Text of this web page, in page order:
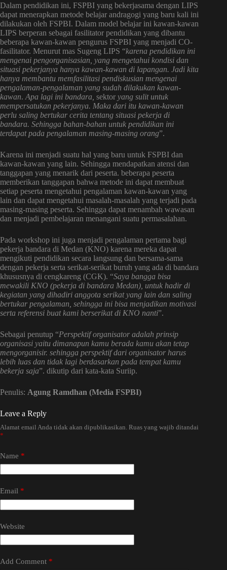
Dalam pendidikan ini, FSPBI yang bekerjasama dengan LIPS
dapat menerapkan metode belajar andragogi yang baru kali ini
dilakukan oleh FSPBI. Dalam model belajar ini kawan-kawan
LIPS berperan sebagai fasilitator pendidikan yang dibantu
beberapa kawan-kawan pengurus FSPBI yang menjadi CO-
fasilitator. Menurut mas Sugeng LIPS “karena pendidikan ini
mengenai pengorganisasian, yang mengetahui kondisi dan
situasi pekerjanya hanya kawan-kawan di lapangan. Jadi kita
hanya membantu memfasilitasi pendiskusian mengenai
pengalaman-pengalaman yang sudah dilakukan kawan-
kawan. Apa lagi ini bandara, sektor yang sulit untuk
mempersatukan pekerjanya. Maka dari itu kawan-kawan
perlu saling bertukar cerita tentang situasi pekerja di
bandara. Sehingga bahan-bahan untuk pendidikan ini
terdapat pada pengalaman masing-masing orang”.
Karena ini menjadi suatu hal yang baru untuk FSPBI dan
kawan-kawan yang lain. Sehingga mendapatkan atensi dan
tanggapan yang menarik dari peserta. beberapa peserta
memberikan tanggapan bahwa metode ini dapat membuat
setiap peserta mengetahui pengalaman kawan-kawan yang
lain dan dapat mengetahui masalah-masalah yang terjadi pada
masing-masing peserta. Sehingga dapat menambah wawasan
dan menjadi pembelajaran menangani suatu permasalahan.
Pada workshop ini juga menjadi pengalaman pertama bagi
pekerja bandara di Medan (KNO) karena mereka dapat
mengikuti pendidikan secara langsung dan bersama-sama
dengan pekerja serta serikat-serikat buruh yang ada di bandara
khususnya di cengkareng (CGK). “Saya bangga bisa
mewakili KNO (pekerja di bandara Medan), untuk hadir di
kegiatan yang dihadiri anggota serikat yang lain dan saling
bertukar pengalaman, sehingga ini bisa menjadikan motivasi
serta referensi buat kami berserikat di KNO nanti”.
Sebagai penutup “Perspektif organisator adalah prinsip
organisasi yaitu dimanapun kamu berada kamu akan tetap
mengorganisir. sehingga perspektif dari organisator harus
lebih luas dan tidak lagi berdasarkan pada tempat kamu
bekerja saja”. dikutip dari kata-kata Suriip.
Penulis: Agung Ramdhan (Media FSPBI)
Leave a Reply
Alamat email Anda tidak akan dipublikasikan. Ruas yang wajib ditandai
*
Name *
Email *
Website
Add Comment *